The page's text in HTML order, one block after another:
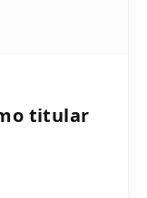
titular